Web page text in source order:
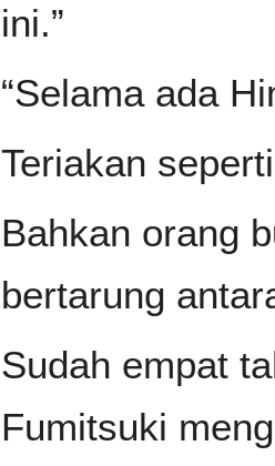
ini.”
“Selama ada
Teriakan
Bahkan orang
bertarung
Sudah empat
Fumitsuki